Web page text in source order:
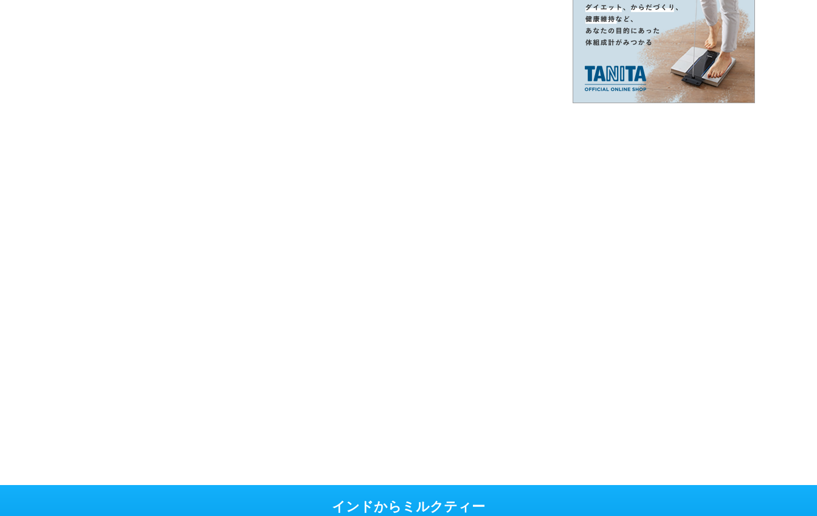
インドからミルクティー